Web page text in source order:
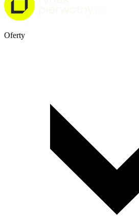
Oferty